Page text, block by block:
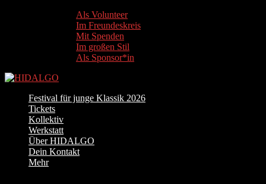
Als Volunteer
Im Freundeskreis
Mit Spenden
Im großen Stil
Als Sponsor*in
Festival für junge Klassik 2026
Tickets
Kollektiv
Werkstatt
Über HIDALGO
Dein Kontakt
Mehr